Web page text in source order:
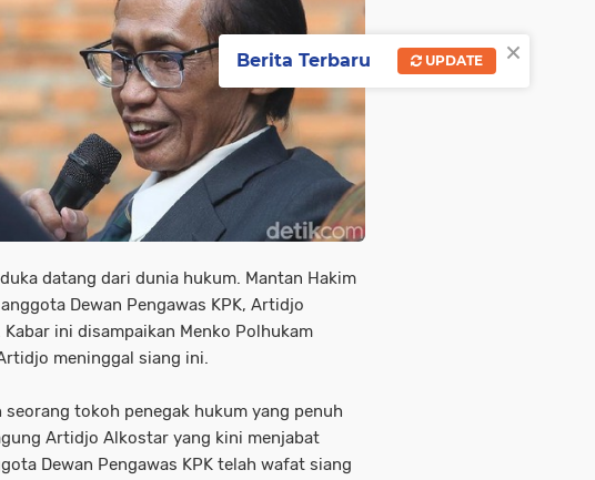
datang dari dunia hukum. Mantan Hakim
Dewan Pengawas KPK, Artidjo
ini disampaikan Menko Polhukam
meninggal siang ini.
tokoh penegak hukum yang penuh
Artidjo Alkostar yang kini menjabat
Dewan Pengawas KPK telah wafat siang
×
Berita Terbaru UPDATE